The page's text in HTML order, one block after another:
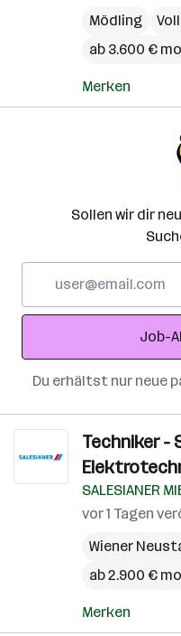
Mödling
ab 3.600 €
Merken
Sollen wir dir
Adresse
Job-
Du erhältst nur neue
Techniker -
SALESIANER
vor 1 Tagen
Wiener
ab 2.900 €
Merken